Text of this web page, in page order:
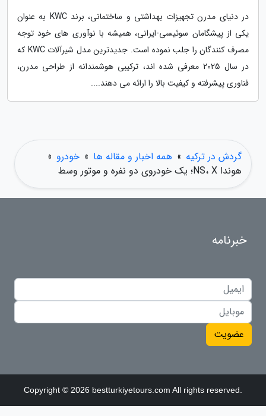
در دنیای مدرن تجهیزات بهداشتی و ساختمانی، برند KWC به عنوان
یکی از پیشگامان سوئیسی-ایرانی، همیشه با نوآوری های خود توجه
مصرف کنندگان را جلب نموده است. جدیدترین مدل شیرآلات KWC که
در سال 2025 معرفی شده اند، ترکیبی هوشمندانه از طراحی مدرن،
فناوری پیشرفته و کیفیت بالا را ارائه می دهند....
گردش در ترکیه » همه اخبار و مقاله ها » خودرو »
هوندا NS، X؛ یک خودروی دو نفره و موتور وسط
خبرنامه
عضویت
Copyright © 2026 bestturkiyetours.com All rights reserved.